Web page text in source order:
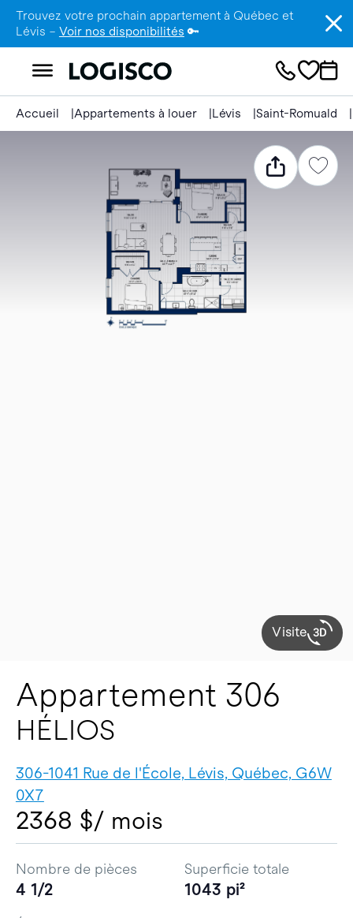
Trouvez votre prochain appartement à Québec et
Lévis – Voir nos disponibilités 🔑
Accueil Appartements à louer Lévis Saint-Romuald
Visite
Appartement 306
HÉLIOS
306-1041 Rue de l'École, Lévis, Québec, G6W
0X7
2368 $/ mois
Nombre de pièces
4 1/2
Superficie totale
1043 pi²